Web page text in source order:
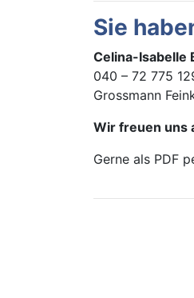
Sie
Celina-Isabelle
040 – 72 775
Grossmann
Wir freuen uns
Gerne als PDF